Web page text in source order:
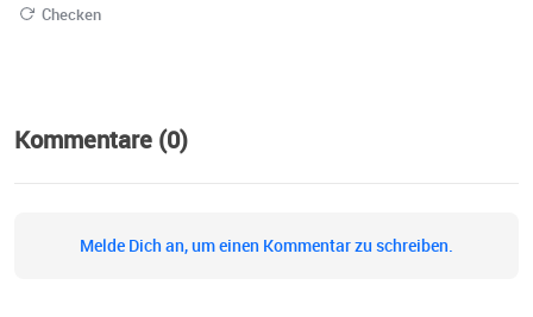
Checken
Kommentare (0)
Melde Dich an, um einen Kommentar zu schreiben.